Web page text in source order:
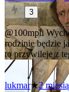
3
@100mph
rodzinie będzie
to przywileje z
lukmar★2